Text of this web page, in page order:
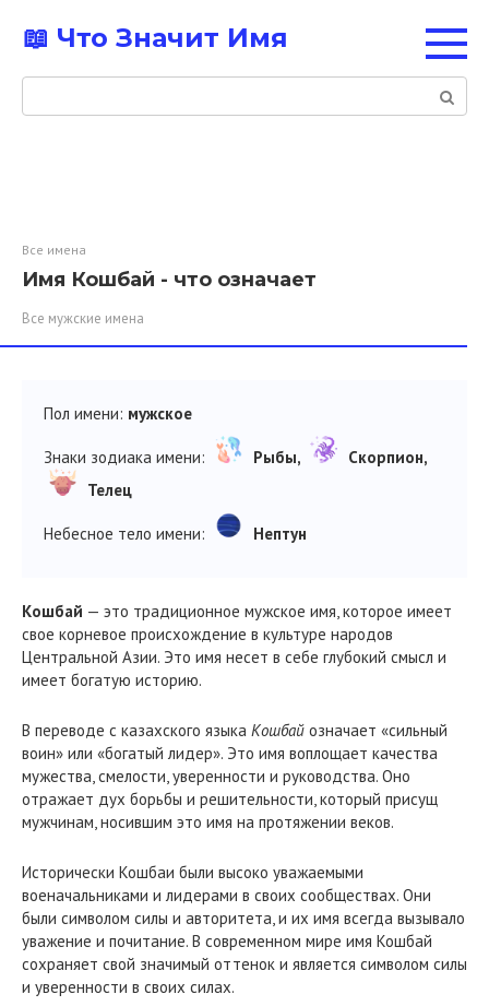
контенту
📖 Что Значит Имя
Поиск:
Все имена
Имя Кошбай - что означает
Все мужские имена
Пол имени: мужское
Знаки зодиака имени: Рыбы,
Скорпион,
Телец
Небесное тело имени: Нептун
Кошбай — это традиционное мужское имя, которое имеет
свое корневое происхождение в культуре народов
Центральной Азии. Это имя несет в себе глубокий смысл и
имеет богатую историю.
В переводе с казахского языка Кошбай означает «сильный
воин» или «богатый лидер». Это имя воплощает качества
мужества, смелости, уверенности и руководства. Оно
отражает дух борьбы и решительности, который присущ
мужчинам, носившим это имя на протяжении веков.
Исторически Кошбаи были высоко уважаемыми
военачальниками и лидерами в своих сообществах. Они
были символом силы и авторитета, и их имя всегда вызывало
уважение и почитание. В современном мире имя Кошбай
сохраняет свой значимый оттенок и является символом силы
и уверенности в своих силах.